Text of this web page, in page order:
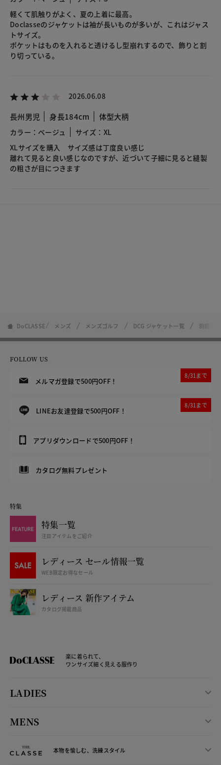
軽くて肌触りがよく、夏の上着に最高。
Doclasseのジャケットは袖が長いものが多いが、これはジャス
トサイズ。
ポケットはものを入れると透けるし型崩れするので、飾りと割
り切っている。
2026.06.08
長州男児 身長184cm 体型大柄
カラー：ベージュ
サイズ：XL
XLサイズを購入 サイズ感は丁度良い感じ
離れて見ると良い感じなのですが、近づいて子細に見ると縫製
の粗さが目につきます
DoCLASSE メンズ メンズゴルフ DCG ジャケット一覧 羽織り
FOLLOW US
メルマガ登録で500円OFF！
8/31まで
LINEお友達登録で500円OFF！
8/31まで
アプリダウンロードで500円OFF！
カタログ無料プレゼント
特集
特集一覧
注目アイテムをご紹介
レディース セール情報一覧
WEB限定お得なセール
レディース 新作アイテム
カタログ掲載商品
楽に着られて、
ワンサイズ細く見える服作り
LADIES
MENS
本物を愉しむ、洗練スタイル